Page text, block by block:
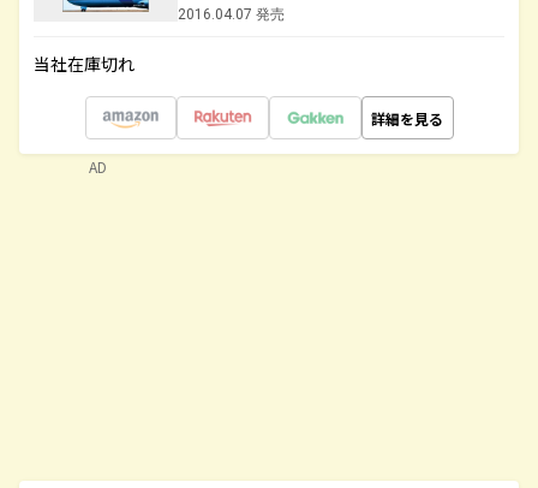
2016.04.07 発売
当社在庫切れ
詳細を見る
AD